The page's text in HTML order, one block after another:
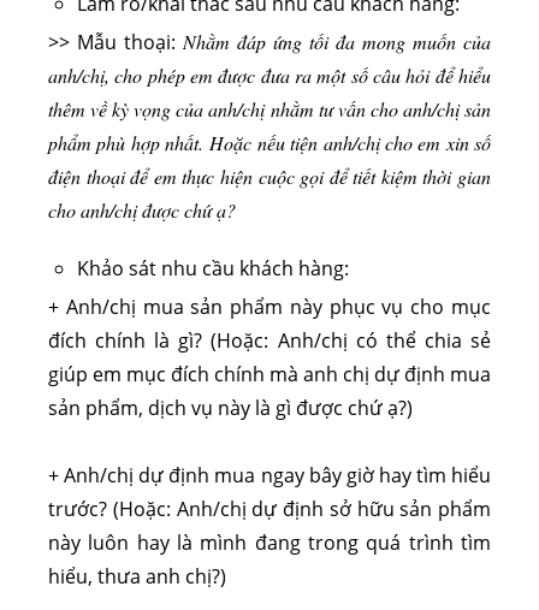
>> Mẫu thoại:Nhằm đáp ứng tối đa mong muốn của
anh/chị, cho phép em được đưa ra một số câu hỏi để hiểu
thêm về kỳ vọng của anh/chị nhằm tư vấn cho anh/chị sản
phẩm phù hợp nhất.Hoặc nếu tiện anh/chị cho em xin số
điện thoại để em thực hiện cuộc gọi để tiết kiệm thời gian
cho anh/chị được chứ ạ?
Khảo sát nhu cầu khách hàng:
+ Anh/chị mua sản phẩm này phục vụ cho mục
đích chính là gì? (Hoặc: Anh/chị có thể chia sẻ
giúp em mục đích chính mà anh chị dự định mua
sản phẩm, dịch vụ này là gì được chứ ạ?)
+ Anh/chị dự định mua ngay bây giờ hay tìm hiểu
trước? (Hoặc: Anh/chị dự định sở hữu sản phẩm
này luôn hay là mình đang trong quá trình tìm
hiểu, thưa anh chị?)